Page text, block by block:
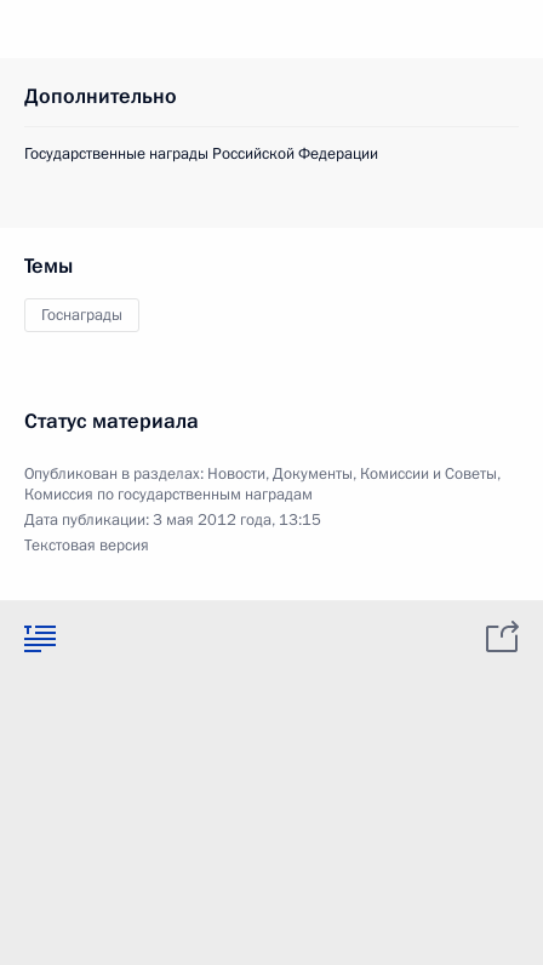
Дополнительно
Государственные награды Российской Федерации
Темы
Госнаграды
Статус материала
Опубликован в разделах: Новости,Документы, Комиссии и Советы,
Комиссия по государственным наградам
Дата публикации:3 мая 2012 года, 13:15
Текстовая версия